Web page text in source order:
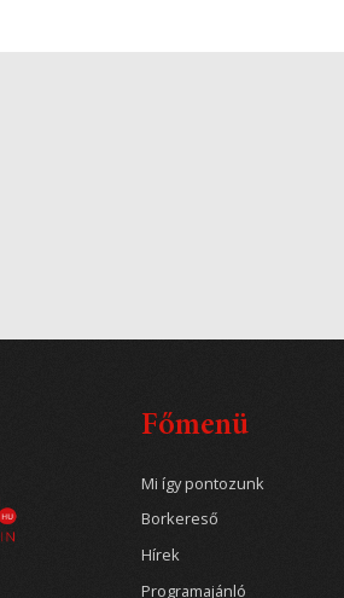
Főmenü
Mi így pontozunk
Borkereső
Hírek
Programajánló